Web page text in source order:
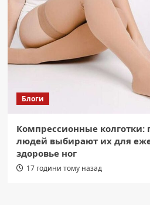
Блоги
Компрессионные колготки:
людей выбирают их для
здоровье ног
17 години тому назад